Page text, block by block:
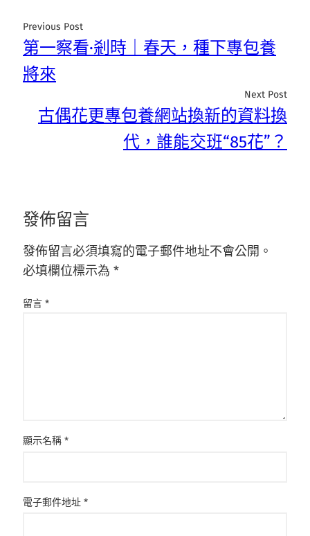
Previous Post
第一察看·剎時｜春天，種下專包養
將來
Next Post
古偶花更專包養網站換新的資料換
代，誰能交班“85花”？
發佈留言
發佈留言必須填寫的電子郵件地址不會公開。
必填欄位標示為 *
留言 *
顯示名稱 *
電子郵件地址 *